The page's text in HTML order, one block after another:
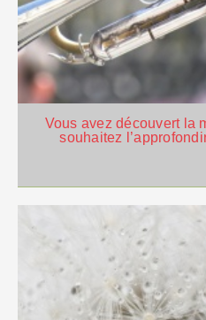
Vous avez découvert la
souhaitez